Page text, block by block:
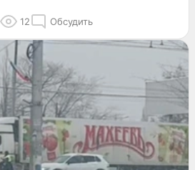
12 Обсудить